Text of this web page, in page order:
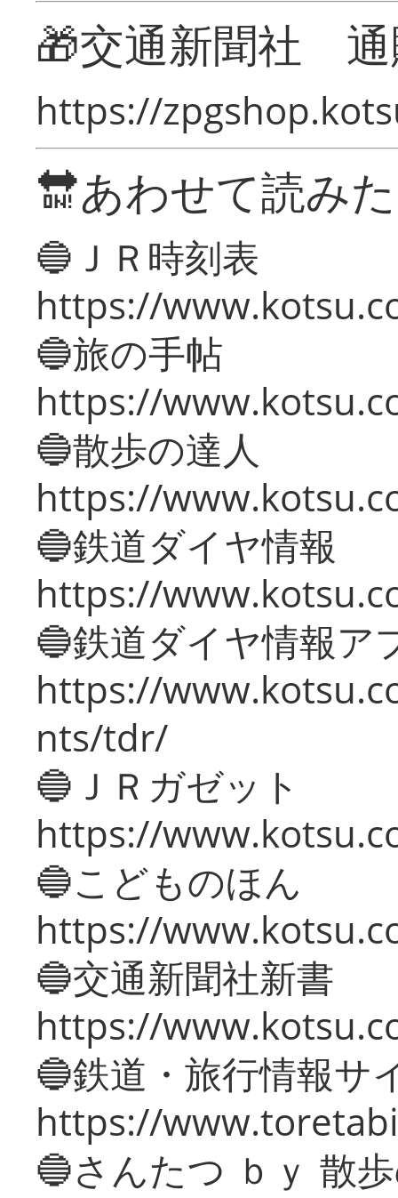
🎁交通新聞社
https://
🔛あわせて読み
🔵ＪＲ時刻表
https://
🔵旅の手帖
https://
🔵散歩の達人
https://
🔵鉄道ダイヤ情報
https://
🔵鉄道ダイヤ情報ア
https://
nts/tdr/
🔵ＪＲガゼット
https://
🔵こどものほん
https://
🔵交通新聞社新書
https://
🔵鉄道・旅行情報サ
https://
🔵さんたつ ｂｙ 散